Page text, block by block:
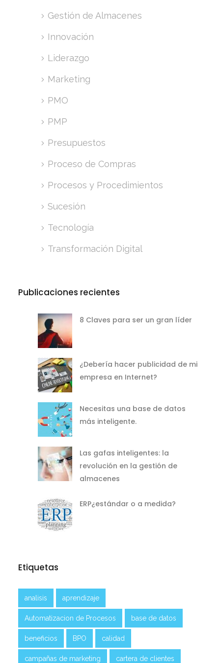
Gestión de Almacenes
Innovación
Liderazgo
Marketing
PMO
PMP
Presupuestos
Proceso de Compras
Procesos y Procedimientos
Sucesión
Tecnología
Transformación Digital
Publicaciones recientes
8 Claves para ser un gran líder
¿Debería hacer publicidad de mi
empresa en Internet?
Necesitas una base de datos
más inteligente.
Las gafas inteligentes: la
revolución en la gestión de
almacenes
ERP¿estándar o a medida?
Etiquetas
analisis aprendizaje
Automatizacion de Procesos base de datos
beneficios BPO calidad
campañas de marketing cartera de clientes